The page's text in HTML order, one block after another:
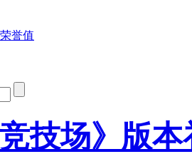
誉值
竞技场》版